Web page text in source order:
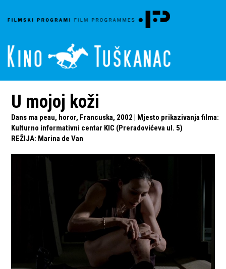
U mojoj koži
Dans ma peau, horor, Francuska, 2002 | Mjesto prikazivanja filma:
Kulturno informativni centar KIC (Preradovićeva ul. 5)
REŽIJA: Marina de Van